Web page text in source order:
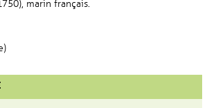
marin français.